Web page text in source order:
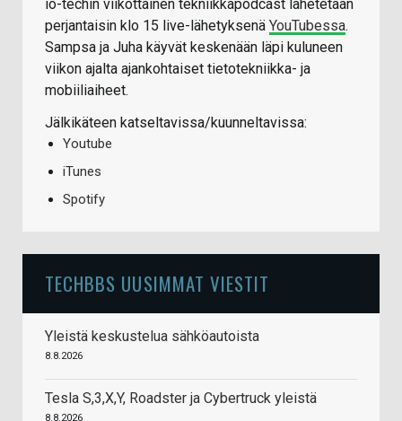
io-techin viikottainen tekniikkapodcast lähetetään
perjantaisin klo 15 live-lähetyksenä YouTubessa.
Sampsa ja Juha käyvät keskenään läpi kuluneen
viikon ajalta ajankohtaiset tietotekniikka- ja
mobiiliaiheet.
Jälkikäteen katseltavissa/kuunneltavissa:
Youtube
iTunes
Spotify
TECHBBS UUSIMMAT VIESTIT
Yleistä keskustelua sähköautoista
8.8.2026
Tesla S,3,X,Y, Roadster ja Cybertruck yleistä
8.8.2026